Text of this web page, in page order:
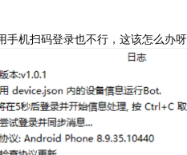
手机扫码登录也不行，这该怎么办呀